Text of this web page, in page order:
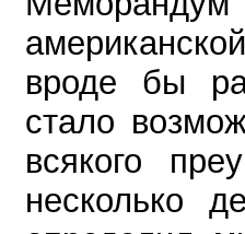
вроде бы
стало
всякого
несколько